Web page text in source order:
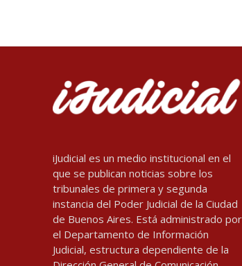
iJudicial es un medio institucional en el
que se publican noticias sobre los
tribunales de primera y segunda
instancia del Poder Judicial de la Ciudad
de Buenos Aires. Está administrado por
el Departamento de Información
Judicial, estructura dependiente de la